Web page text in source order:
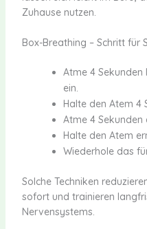
Zuhause nutzen.
Box-Breathing – Schritt für
Atme 4
ein.
Halte den Atem 4
Atme 4 Sekunden
Halte den Atem
Wiederhole das
Solche Techniken
sofort und trainieren
Nervensystems.